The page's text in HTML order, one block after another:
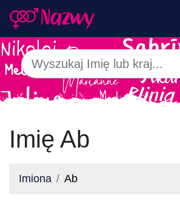
Imię Ab
Imiona Ab